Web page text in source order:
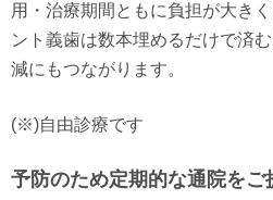
用・治療期間ともに負担が大き
ント義歯は数本埋めるだけで済
減にもつながります。
(※)自由診療です
予防のため定期的な通院をご